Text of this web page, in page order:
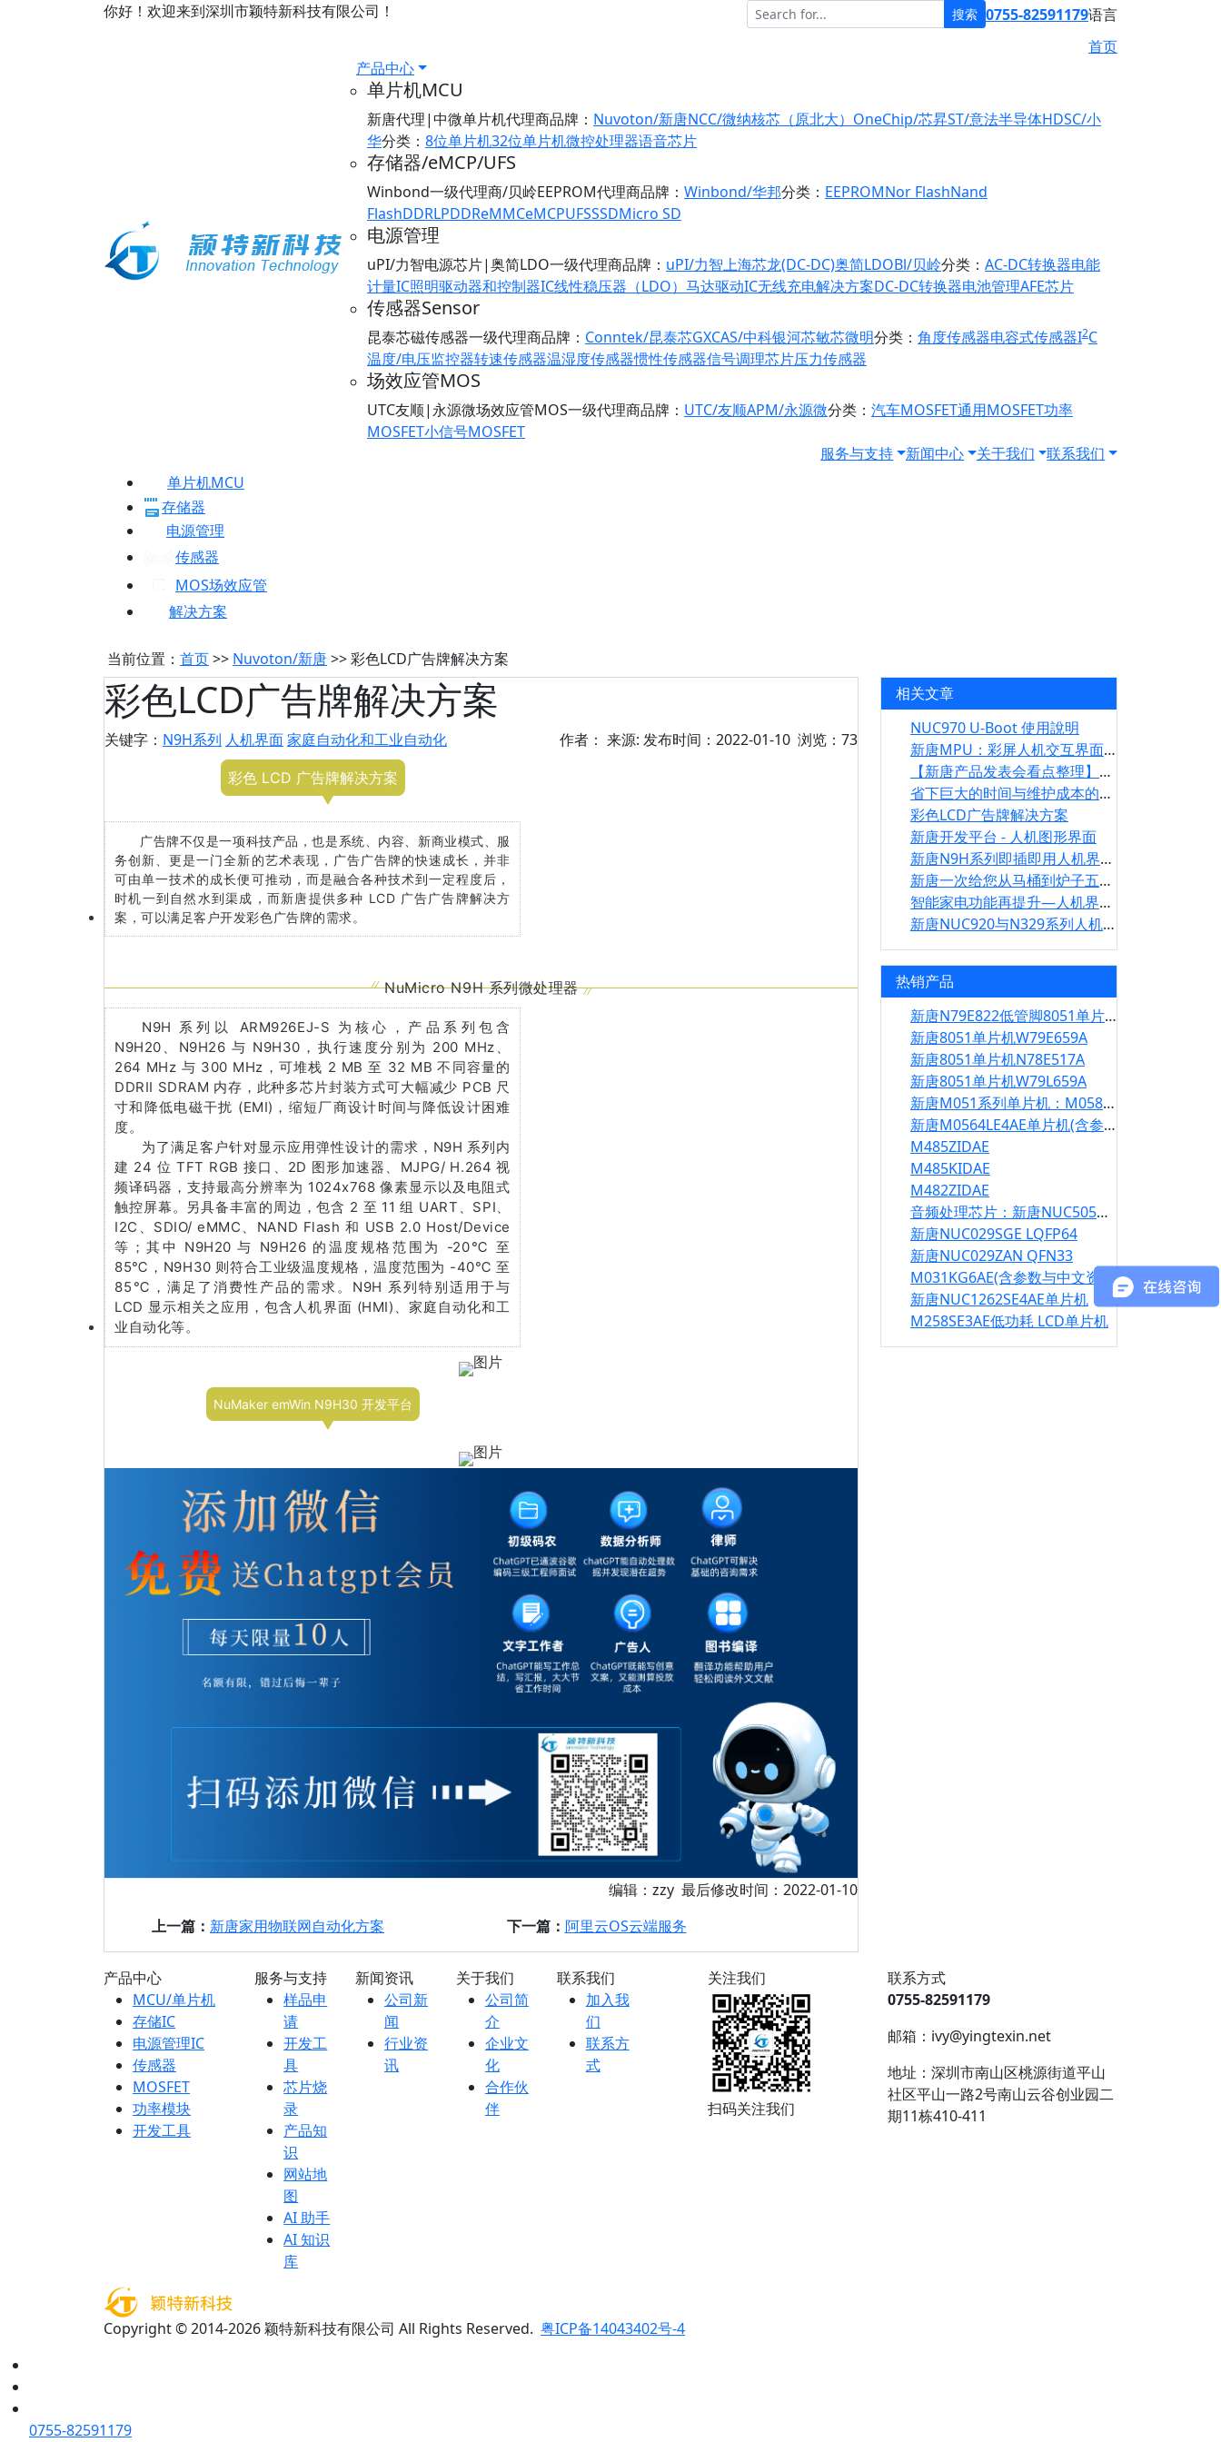
你好！欢迎来到深圳市颖特新科技有限公司！ 搜索 0755-82591179语言
首页
产品中心
单片机MCU
新唐代理|中微单片机代理商品牌： Nuvoton/新唐NCC/微纳核芯（原北大） OneChip/芯昇ST/意法半导体HDSC/小
华分类： 8位单片机32位单片机微控处理器语音芯片
存储器/eMCP/UFS
Winbond一级代理商/贝岭EEPROM代理商品牌： Winbond/华邦分类： EEPROMNor FlashNand
FlashDDRLPDDReMMCeMCPUFSSSDMicro SD
电源管理
uPI/力智电源芯片|奥简LDO一级代理商品牌： uPI/力智上海芯龙(DC-DC)奥简LDOBl/贝岭分类： AC-DC转换器电能
计量IC照明驱动器和控制器IC线性稳压器（LDO） 马达驱动IC无线充电解决方案DC-DC转换器电池管理AFE芯片
传感器Sensor
昆泰芯磁传感器一级代理商品牌： Conntek/昆泰芯GXCAS/中科银河芯敏芯微明分类： 角度传感器电容式传感器I2C
温度/电压监控器转速传感器温湿度传感器惯性传感器信号调理芯片压力传感器
场效应管MOS
UTC友顺|永源微场效应管MOS一级代理商品牌： UTC/友顺APM/永源微分类： 汽车MOSFET通用MOSFET功率
MOSFET小信号MOSFET
服务与支持
新闻中心 关于我们
联系我们
单片机MCU
存储器
电源管理
传感器
MOS场效应管
解决方案
当前位置： 首页>> Nuvoton/新唐>> 彩色LCD广告牌解决方案
彩色LCD广告牌解决方案
关键字： N9H系列 人机界面家庭自动化和工业自动化 作者： 来源: 发布时间：2022-01-10 浏览：73
彩色 LCD 广告牌解决方案
广告牌不仅是一项科技产品，也是系统、内容、新商业模式、服
务创新、更是一门全新的艺术表现，广告广告牌的快速成长，并非
可由单一技术的成长便可推动，而是融合各种技术到一定程度后，
时机一到自然水到渠成，而新唐提供多种 LCD 广告广告牌解决方
案，可以满足客户开发彩色广告牌的需求。
NuMicro N9H 系列微处理器
N9H 系列以 ARM926EJ-S 为核心，产品系列包含
N9H20、N9H26 与 N9H30，执行速度分别为 200 MHz、
264 MHz 与 300 MHz，可堆栈 2 MB 至 32 MB 不同容量的
DDRII SDRAM 内存，此种多芯片封装方式可大幅减少 PCB 尺
寸和降低电磁干扰 (EMI)，缩短厂商设计时间与降低设计困难
度。
为了满足客户针对显示应用弹性设计的需求，N9H 系列内
建 24 位 TFT RGB 接口、2D 图形加速器、MJPG/ H.264 视
频译码器，支持最高分辨率为 1024x768 像素显示以及电阻式
触控屏幕。另具备丰富的周边，包含 2 至 11 组 UART、SPI、
I2C、SDIO/ eMMC、NAND Flash 和 USB 2.0 Host/Device
等；其中 N9H20 与 N9H26 的温度规格范围为 -20℃ 至
85℃，N9H30 则符合工业级温度规格，温度范围为 -40℃ 至
85℃，满足了消费性产品的需求。N9H 系列特别适用于与
LCD 显示相关之应用，包含人机界面 (HMI)、家庭自动化和工
业自动化等。
NuMaker emWin N9H30 开发平台
编辑：zzy 最后修改时间：2022-01-10
上一篇： 新唐家用物联网自动化方案 下一篇： 阿里云OS云端服务
相关文章
NUC970 U-Boot 使用說明
新唐MPU：彩屏人机交互界面应用于 3D 打印机
【新唐产品发表会看点整理】最新人机界面方案
省下巨大的时间与维护成本的秘密：LQFP 多芯片封装
彩色LCD广告牌解决方案
新唐开发平台 - 人机图形界面
新唐N9H系列即插即用人机界面显示模块
新唐一次给您从马桶到炉子五种智能家居方案
智能家电功能再提升—人机界面应用方案
新唐NUC920与N329系列人机界面解决方案
热销产品
新唐N79E822低管脚8051单片机
新唐8051单片机W79E659A
新唐8051单片机N78E517A
新唐8051单片机W79L659A
新唐M051系列单片机：M058LDN
新唐M0564LE4AE单片机(含参数与中文资料）
M485ZIDAE
M485KIDAE
M482ZIDAE
音频处理芯片：新唐NUC505DLA
新唐NUC029SGE LQFP64
新唐NUC029ZAN QFN33
新唐NUC1262SE4AE单片机
M258SE3AE低功耗 LCD单片机
产品中心
MCU/单片机
存储IC
电源管理IC
传感器
MOSFET
功率模块
开发工具
服务与支持
样品申
请
开发工
具
芯片烧
录
产品知
识
网站地
图
AI 助手
AI 知识
库
新闻资讯
公司新
闻
行业资
讯
关于我们
公司简
介
企业文
化
合作伙
伴
联系我们
加入我
们
联系方
式
关注我们
扫码关注我们
联系方式
0755-82591179
邮箱：ivy@yingtexin.net
地址：深圳市南山区桃源街道平山
社区平山一路2号南山云谷创业园二
期11栋410-411
Copyright © 2014-2026 颖特新科技有限公司 All Rights Reserved. 粤ICP备14043402号-4
0755-82591179